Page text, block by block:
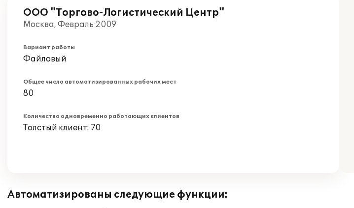
ООО "Торгово-Логистический Центр"
Москва, Февраль 2009
Вариант работы
Файловый
Общее число автоматизированных рабочих мест
80
Количество одновременно работающих клиентов
Толстый клиент: 70
Автоматизированы следующие функции: